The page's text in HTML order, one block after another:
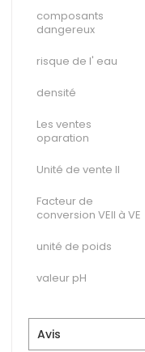
composants
dangereux
risque de l' eau
densité
Les ventes
oparation
Unité de vente II
Facteur de
conversion VEII à VE
unité de poids
valeur pH
Avis